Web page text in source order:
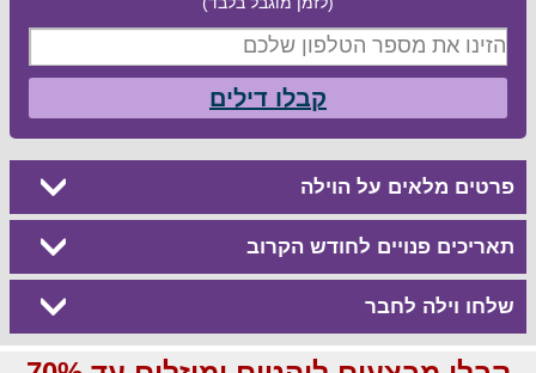
קבלו דילים
פרטים מלאים על הוילה
תאריכים פנויים לחודש הקרוב
שלחו וילה לחבר